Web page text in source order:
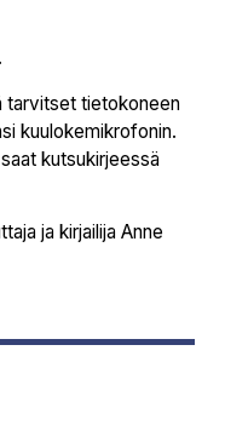
tarvitset tietokoneen
kuulokemikrofonin.
kutsukirjeessä
ja kirjailija Anne